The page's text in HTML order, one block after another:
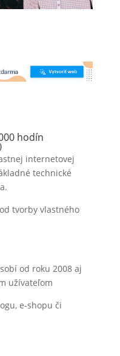
hodín
internetovej
technické
tvorby vlastného
od roku 2008 aj
užívateľom
e-shopu či